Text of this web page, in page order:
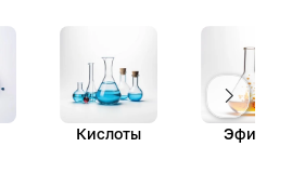
Кислоты Эфиры
Одноканальная механическая
пипетка DLAB TopPette 50-200 мкл
1 817 руб.
В корзину